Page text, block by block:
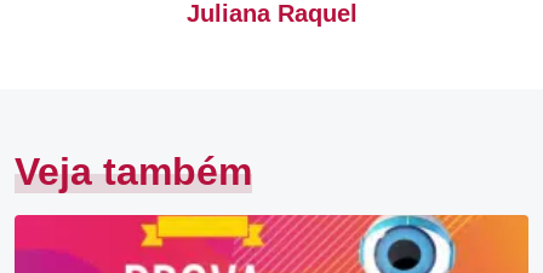
Juliana Raquel
Veja também